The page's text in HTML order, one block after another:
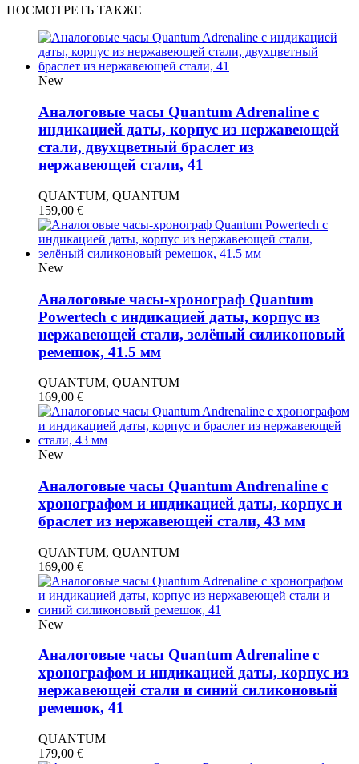
ПОСМОТРЕТЬ ТАКЖЕ
New
Аналоговые часы Quantum Adrenaline с
индикацией даты, корпус из нержавеющей
стали, двухцветный браслет из
нержавеющей стали, 41
QUANTUM, QUANTUM
159,00 €
New
Аналоговые часы-хронограф Quantum
Powertech с индикацией даты, корпус из
нержавеющей стали, зелёный силиконовый
ремешок, 41.5 мм
QUANTUM, QUANTUM
169,00 €
New
Аналоговые часы Quantum Andrenaline с
хронографом и индикацией даты, корпус и
браслет из нержавеющей стали, 43 мм
QUANTUM, QUANTUM
169,00 €
New
Аналоговые часы Quantum Adrenaline с
хронографом и индикацией даты, корпус из
нержавеющей стали и синий силиконовый
ремешок, 41
QUANTUM
179,00 €